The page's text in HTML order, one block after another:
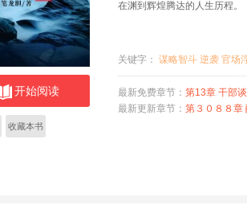
开始阅读
收藏本书
在渊到辉煌腾达的人生历程。
关键字： 谋略智斗 逆袭 官场
最新免费章节： 第13章 干部
最新更新章节： 第３０８８章